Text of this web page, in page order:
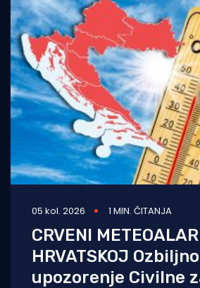
05 kol. 2026 1 MIN. ČITANJA
CRVENI
HRVATSKOJ Ozbiljno
upozorenje Civilne